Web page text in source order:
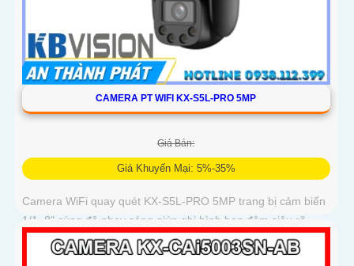
CAMERA PT WIFI KX-S5L-PRO 5MP
Giá Bán:
Giá Khuyến Mại: 5%-35%
Camera WiFi quay quét KX-S5L-PRO 5MP trang bị cảm biến
1/1. 8" cùng độ nhạy sáng giúp ghi hình ban đêm siêu rõ.
Tích hợp Auto Tracking, phát hiện người, phương tiện, quay
quét tự...